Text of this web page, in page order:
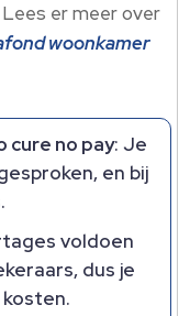
er meer over
woonkamer
cure no pay: Je
en bij
voldoen
dus je